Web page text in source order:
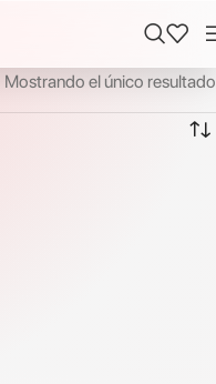
Mostrando el único resultado